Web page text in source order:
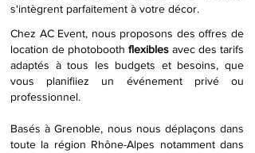
s'intègrent parfaitement à votre décor.
Chez AC Event, nous proposons des offres de
location de photobooth flexibles avec des tarifs
adaptés à tous les budgets et besoins, que
vous planifiiez un événement privé ou
professionnel.
Basés à Grenoble, nous nous déplaçons dans
toute la région Rhône-Alpes notamment dans